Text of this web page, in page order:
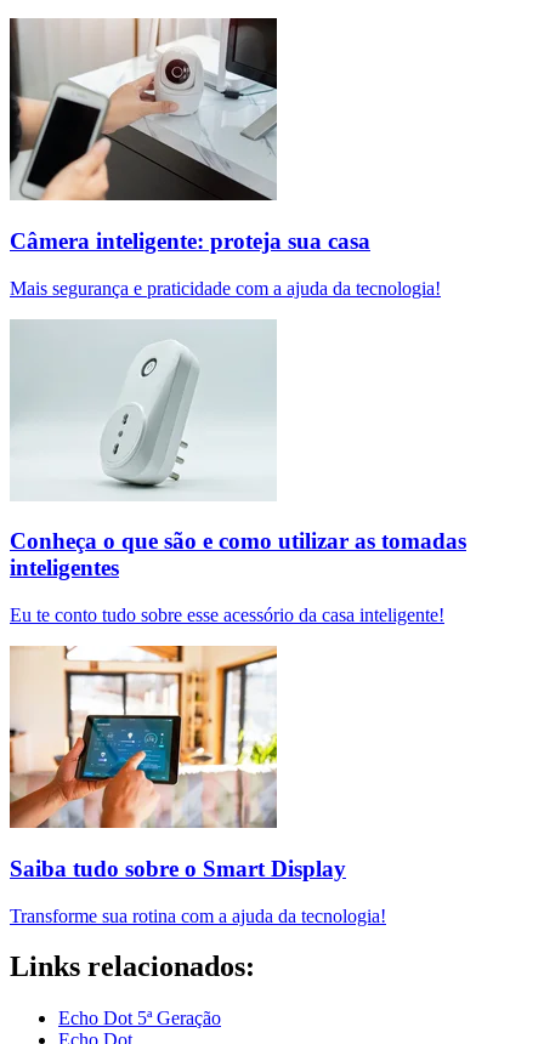
Câmera inteligente: proteja sua casa
Mais segurança e praticidade com a ajuda da tecnologia!
Conheça o que são e como utilizar as tomadas
inteligentes
Eu te conto tudo sobre esse acessório da casa inteligente!
Saiba tudo sobre o Smart Display
Transforme sua rotina com a ajuda da tecnologia!
Links relacionados:
Echo Dot 5ª Geração